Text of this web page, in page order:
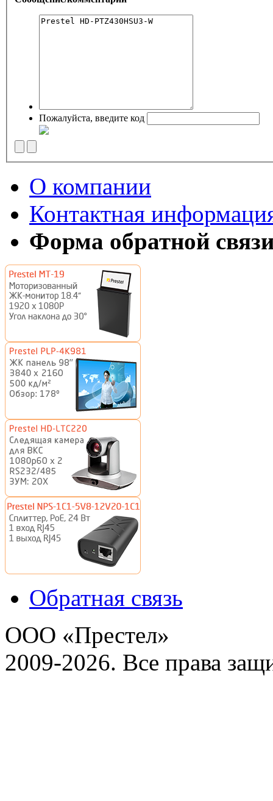
Пожалуйста, введите код
О компании
Контактная
Форма обратной
Обратная связь
ООО «Престел»
2009-2026. Все права